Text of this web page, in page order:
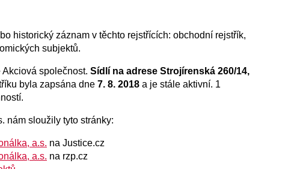
historický záznam v těchto rejstřících: obchodní rejstřík,
subjektů.
Akciová společnost. Sídlí na adrese Strojírenská 260/14,
byla zapsána dne 7. 8. 2018 a je stále aktivní. 1
nám sloužily tyto stránky:
a.s. na Justice.cz
a.s. na rzp.cz